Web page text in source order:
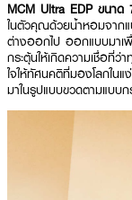
MCM Ultra EDP ขนาด
ในตัวคุณด้วยน้ำหอมจาก
ต่างออกไป ออกแบบมา
กระตุ้นให้เกิดความเชื่อที่
ใจให้ทัศนคติที่มองโลกในแ
มาในรูปแบบขวดตามแบบ